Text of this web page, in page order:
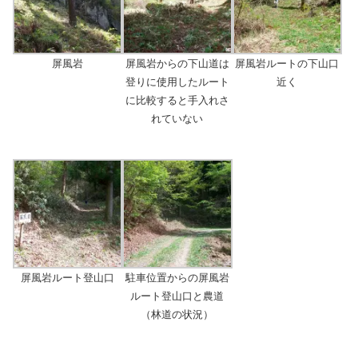
屏風岩
屏風岩からの下山道は
登りに使用したルート
に比較すると手入れさ
れていない
屏風岩ルートの下山口
近く
屏風岩ルート登山口
駐車位置からの屏風岩
ルート登山口と農道
（林道の状況）